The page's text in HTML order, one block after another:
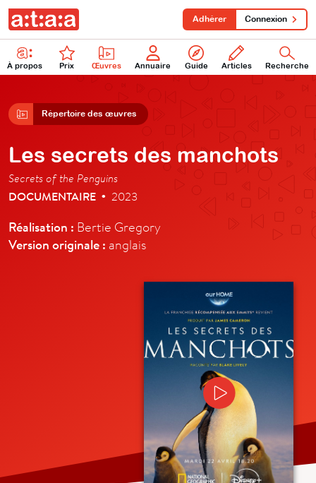
À propos Prix Œuvres Annuaire Guide Articles Recherche
Adhérer Connexion
Répertoire des œuvres
Les secrets des manchots
Secrets of the Penguins
DOCUMENTAIRE • 2023
Réalisation : Bertie Gregory
Version originale : anglais